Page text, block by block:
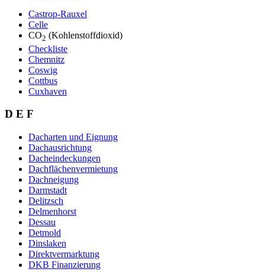
Castrop-Rauxel
Celle
CO2 (Kohlenstoffdioxid)
Checkliste
Chemnitz
Coswig
Cottbus
Cuxhaven
D E F
Dacharten und Eignung
Dachausrichtung
Dacheindeckungen
Dachflächenvermietung
Dachneigung
Darmstadt
Delitzsch
Delmenhorst
Dessau
Detmold
Dinslaken
Direktvermarktung
DKB Finanzierung